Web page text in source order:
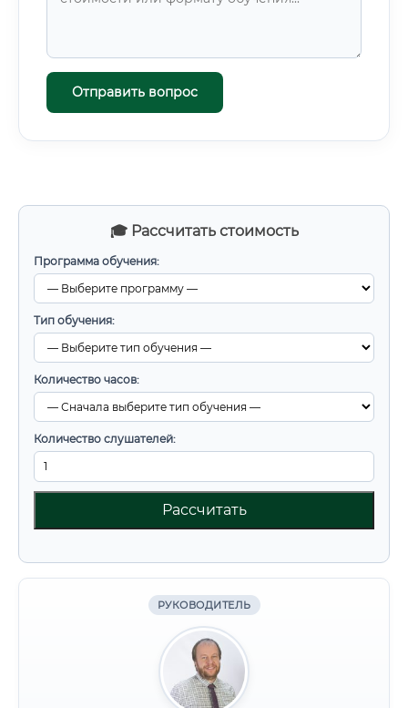
🎓 Рассчитать стоимость
Программа обучения:
Тип обучения:
Количество часов:
Количество слушателей:
Рассчитать
РУКОВОДИТЕЛЬ
Отправить вопрос